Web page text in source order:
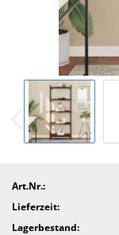
Art.Nr.:
Lieferzeit:
Lagerbestand: